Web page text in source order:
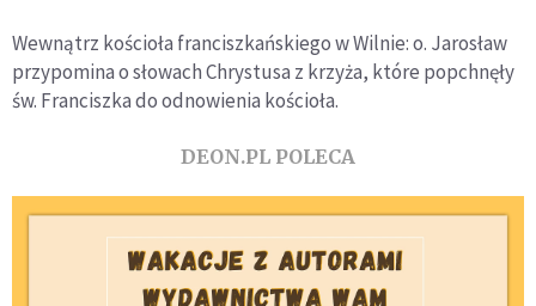
Wewnątrz kościoła franciszkańskiego w Wilnie: o. Jarosław
przypomina o słowach Chrystusa z krzyża, które popchnęły
św. Franciszka do odnowienia kościoła.
DEON.PL POLECA